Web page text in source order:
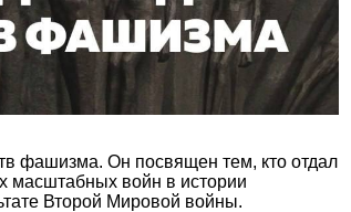
фашизма. Он посвящен тем, кто отдал
масштабных войн в истории
Второй Мировой войны.